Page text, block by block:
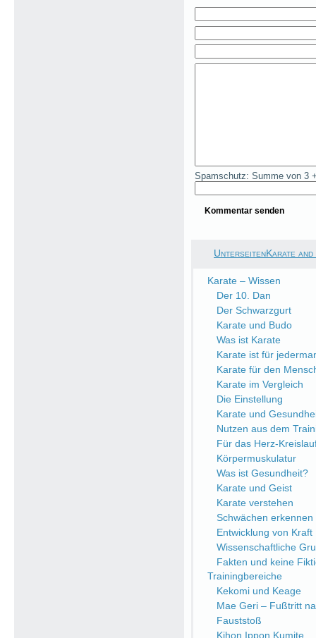
Spamschutz: Summe von 3
UnterseitenKarate and
Karate – Wissen
Der 10. Dan
Der Schwarzgurt
Karate und Budo
Was ist Karate
Karate ist für
Karate für den
Karate im Vergleich
Die Einstellung
Karate und
Nutzen aus dem
Für das Herz-
Körpermuskulatur
Was ist Gesundheit?
Karate und Geist
Karate verstehen
Schwächen erkennen
Entwicklung von Kraft
Wissenschaftliche
Fakten und keine
Trainingbereiche
Kekomi und Keage
Mae Geri – Fußtritt
Fauststoß
Kihon Ippon Kumite